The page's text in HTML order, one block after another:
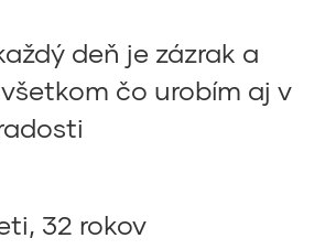
deň je zázrak a
čo urobím aj v
32 rokov